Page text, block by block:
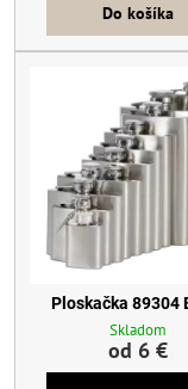
Do košíka
Ploskačka 89304
Skladom
od 6 €